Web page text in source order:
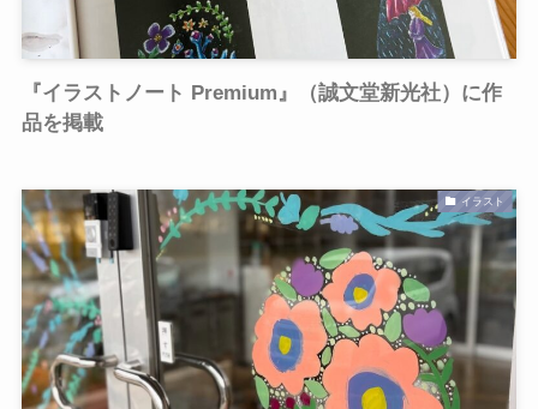
『イラストノート Premium』（誠文堂新光社）に作
品を掲載
イラスト